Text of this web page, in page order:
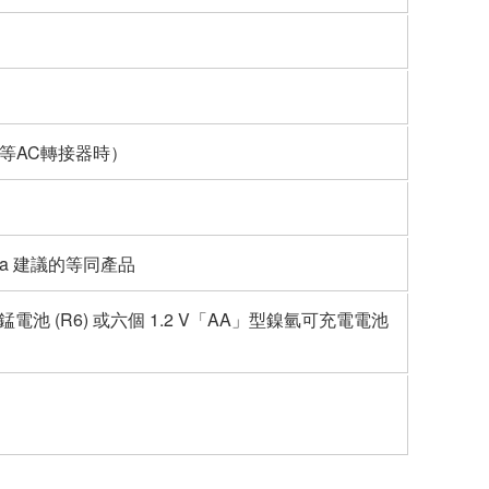
AC轉接器時）
建議的等同產品
電池 (R6) 或六個 1.2 V「AA」型鎳氫可充電電池